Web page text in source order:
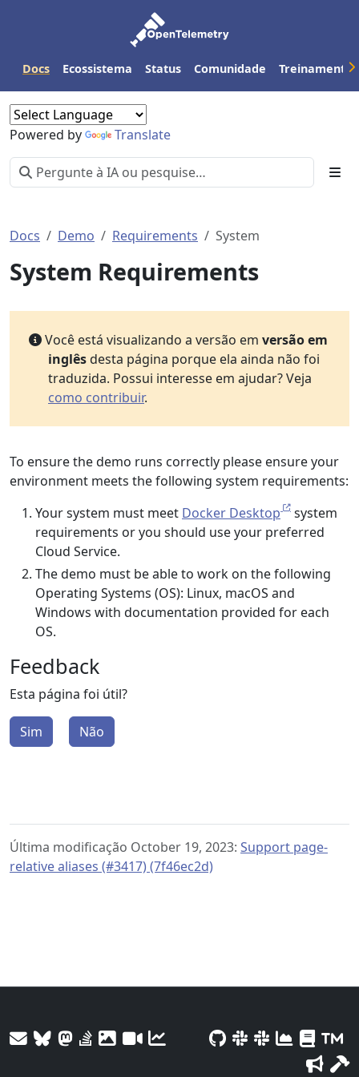
Docs Ecossistema Status Comunidade Treinamento
Powered by Translate
Docs Demo Requirements System
System Requirements
Você está visualizando a versão em versão em
inglêsdesta página porque ela ainda não foi
traduzida. Possui interesse em ajudar? Veja
como contribuir.
To ensure the demo runs correctly please ensure your
environment meets the following system requirements:
Your system must meet Docker Desktop
system
requirements or you should use your preferred
Cloud Service.
The demo must be able to work on the following
Operating Systems (OS): Linux, macOS and
Windows with documentation provided for each
OS.
Feedback
Esta página foi útil?
Sim Não
Última modificação October 19, 2023: Support page-
relative aliases (#3417) (7f46ec2d)